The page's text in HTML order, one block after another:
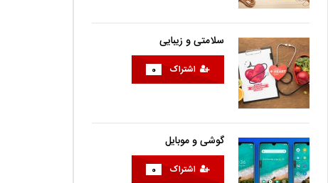
سلامتی و زیبایی
اشتراک 0
گوشی و موبایل
اشتراک 0